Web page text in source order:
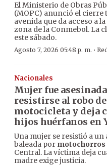
El Ministerio de Obras
(MOPC) anunció el
avenida que da acceso a
zona de la Conmebol. La
este sábado.
Agosto 7, 2026 05:48 p. m. ·
Nacionales
Mujer fue
resistirse al robo de
motocicleta y deja
hijos huérfanos en
Una mujer se resistió a
baleada por motochorros
Central. La víctima deja
madre exige justicia.